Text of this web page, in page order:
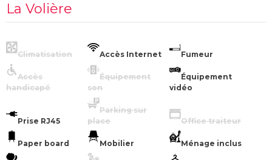
La Volière
Climatisation Accès Internet Fumeur
Accès
handicapé
Équipement
son
Équipement
vidéo
Prise RJ45
Parking sur
place
Office traiteur
Paper board Mobilier Ménage inclus